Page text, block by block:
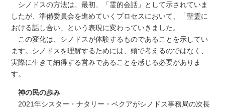
シノドスの方法は、最初、「霊的会話」として示されていま
したが、準備委員会を進めていくプロセスにおいて、「聖霊に
おける話し合い」という表現に変わっていきました。
この変化は、シノドスが体験するものであることを示してい
ます。シノドスを理解するためには、頭で考えるのではなく、
実際に生きて納得する営みであることを感じる必要がありま
す。
神の民の歩み
2021年シスター・ナタリー・ベクアがシノドス事務局の次長